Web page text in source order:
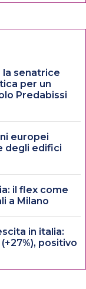
la senatrice
per un
Predabissi
europei
degli edifici
il flex come
a Milano
in italia:
positivo